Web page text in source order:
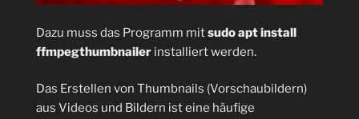
Dazu muss das Programm mitsudo apt install
ffmpegthumbnailer installiert werden.
Das Erstellen von Thumbnails (Vorschaubildern)
aus Videos und Bildern ist eine häufige